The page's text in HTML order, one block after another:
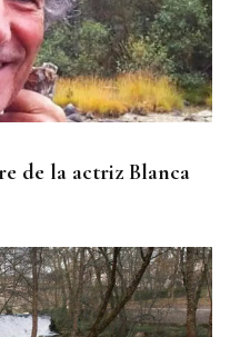
de la actriz Blanca